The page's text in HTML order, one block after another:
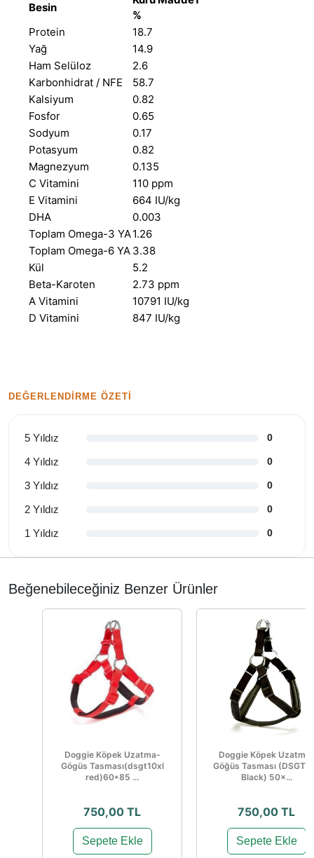
Besin
%
Protein
18.7
Yağ
14.9
Ham Selüloz
2.6
Karbonhidrat / NFE
58.7
Kalsiyum
0.82
Fosfor
0.65
Sodyum
0.17
Potasyum
0.82
Magnezyum
0.135
C Vitamini
110 ppm
E Vitamini
664 IU/kg
DHA
0.003
Toplam Omega-3 YA1.26
Toplam Omega-6 YA 3.38
Kül
5.2
Beta-Karoten
2.73 ppm
A Vitamini
10791 IU/kg
D Vitamini
847 IU/kg
DEĞERLENDIRME ÖZETI
5 Yıldız 0
4 Yıldız 0
3 Yıldız 0
2 Yıldız 0
1 Yıldız 0
Beğenebileceğiniz Benzer Ürünler
Doggie Köpek Uzatma-
Gögüs Tasması(dsgt10xl
red)60*85 ...
750,00 TL
Sepete Ekle
Doggie Köpek Uzatma-
Göğüs Tasması
Black) 50×...
750,00 TL
Sepete Ekle